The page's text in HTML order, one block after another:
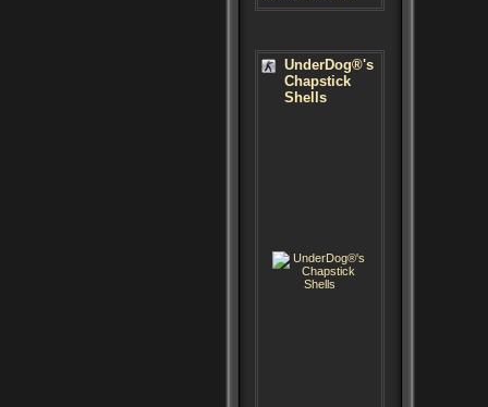
UnderDog®'s
Chapstick
Shells